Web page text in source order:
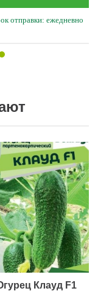
отправки: ежедневно
Огурец Клауд F1